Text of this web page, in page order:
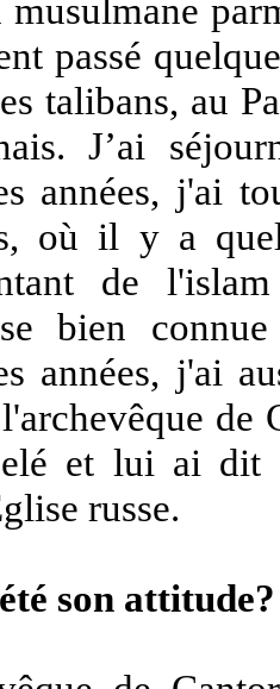
musulmane
passé
talibans, au
J’ai
années, j'ai
où il y a
de
bien
années, j'ai
de
et lui ai dit
russe.
son attitude?